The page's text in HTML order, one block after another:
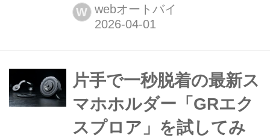
で注目を集めていたCB1000F。ラメの
入ったダークブラウンの塗装にセパハ
と、80年代に人気だった“ちょっとワ
ルい”雰囲気を巧みに再現したカスタム
だ。早速詳細を見てみよう...
W webオートバイ
片手で一秒脱着の最新ス
マホホルダー「GRエク
スプロア」を試してみ